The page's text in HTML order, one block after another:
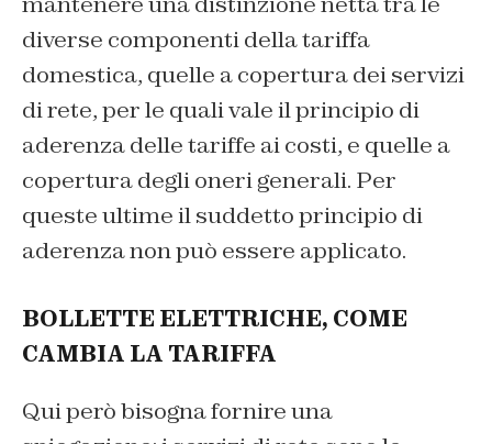
diverse componenti della tariffa
domestica, quelle a copertura dei servizi
di rete, per le quali vale il principio di
aderenza delle tariffe ai costi, e quelle a
copertura degli oneri generali. Per
queste ultime il suddetto principio di
aderenza non può essere applicato.
BOLLETTE ELETTRICHE, COME
CAMBIA LA TARIFFA
Qui però bisogna fornire una